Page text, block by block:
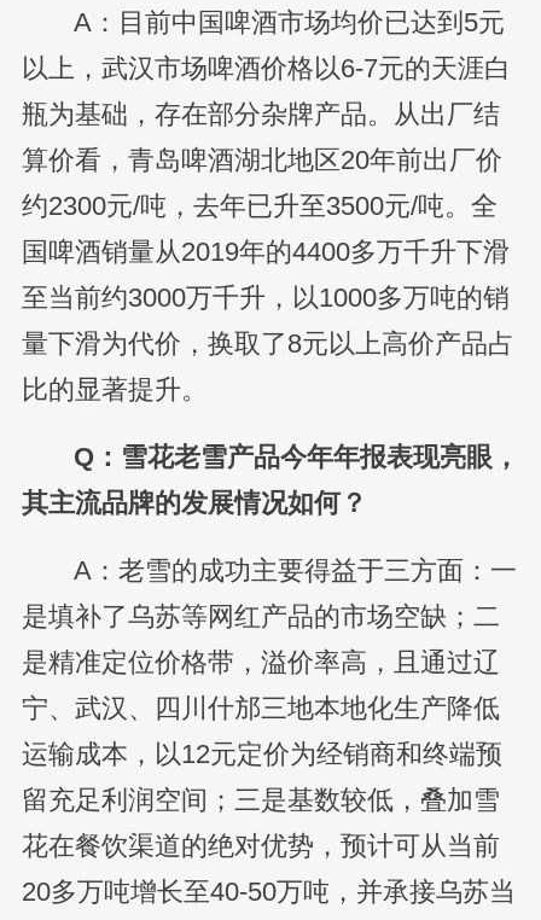
A：目前中国啤酒市场均价已达到5元
以上，武汉市场啤酒价格以6-7元的天涯白
瓶为基础，存在部分杂牌产品。从出厂结
算价看，青岛啤酒湖北地区20年前出厂价
约2300元/吨，去年已升至3500元/吨。全
国啤酒销量从2019年的4400多万千升下滑
至当前约3000万千升，以1000多万吨的销
量下滑为代价，换取了8元以上高价产品占
比的显著提升。
Q：雪花老雪产品今年年报表现亮眼，
其主流品牌的发展情况如何？
A：老雪的成功主要得益于三方面：一
是填补了乌苏等网红产品的市场空缺；二
是精准定位价格带，溢价率高，且通过辽
宁、武汉、四川什邡三地本地化生产降低
运输成本，以12元定价为经销商和终端预
留充足利润空间；三是基数较低，叠加雪
花在餐饮渠道的绝对优势，预计可从当前
20多万吨增长至40-50万吨，并承接乌苏当